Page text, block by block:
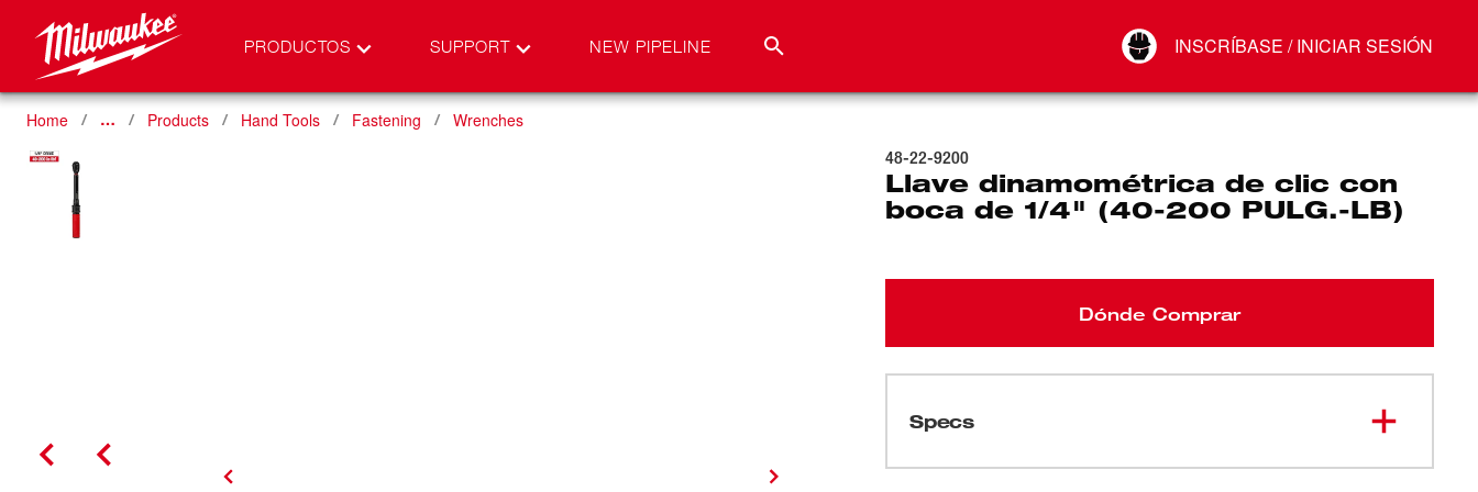
PRODUCTOS SUPPORT NEW PIPELINE INSCRÍBASE / INICIAR SESIÓN
Conectar
Home … Products Hand Tools Fastening Wrenches
48-22-9200
Llave dinamométrica de clic con
boca de 1/4" (40-200 PULG.-LB)
Dónde Comprar
Specs
Cargando